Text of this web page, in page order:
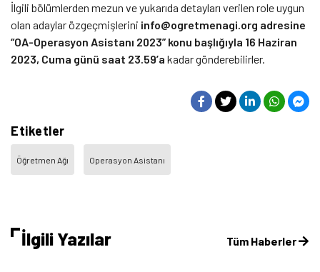
İlgili bölümlerden mezun ve yukarıda detayları verilen role uygun
olan adaylar özgeçmişlerini info@ogretmenagi.org adresine
“OA-Operasyon Asistanı 2023” konu başlığıyla 16 Haziran
2023, Cuma günü saat 23.59’a kadar gönderebilirler.
Etiketler
Öğretmen Ağı Operasyon Asistanı
İlgili Yazılar Tüm Haberler